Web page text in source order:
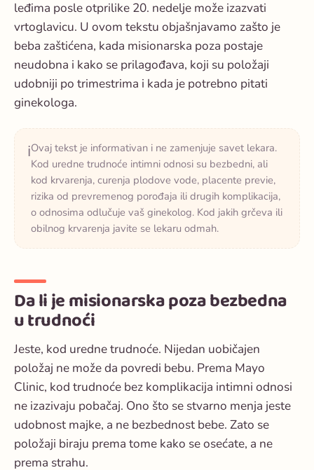
leđima posle otprilike 20. nedelje može izazvati
vrtoglavicu. U ovom tekstu objašnjavamo zašto je
beba zaštićena, kada misionarska poza postaje
neudobna i kako se prilagođava, koji su položaji
udobniji po trimestrima i kada je potrebno pitati
ginekologa.
ℹ️Ovaj tekst je informativan i ne zamenjuje savet lekara.
Kod uredne trudnoće intimni odnosi su bezbedni, ali
kod krvarenja, curenja plodove vode, placente previe,
rizika od prevremenog porođaja ili drugih komplikacija,
o odnosima odlučuje vaš ginekolog. Kod jakih grčeva ili
obilnog krvarenja javite se lekaru odmah.
Da li je misionarska poza bezbedna
u trudnoći
Jeste, kod uredne trudnoće. Nijedan uobičajen
položaj ne može da povredi bebu. Prema Mayo
Clinic, kod trudnoće bez komplikacija intimni odnosi
ne izazivaju pobačaj. Ono što se stvarno menja jeste
udobnost majke, a ne bezbednost bebe. Zato se
položaji biraju prema tome kako se osećate, a ne
prema strahu.